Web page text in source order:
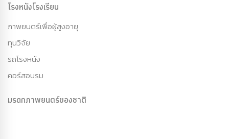
โรงหนังโรงเรียน
ภาพยนตร์เพื่อผู้สูงอายุ
ทุนวิจัย
รถโรงหนัง
คอร์สอบรม
มรดกภาพยนตร์ของชาติ